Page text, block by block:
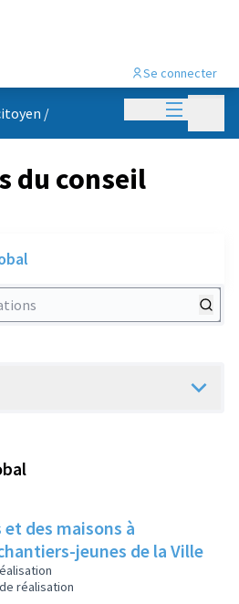
Menu
Se connecter
/
du conseil
des maisons à
jeunes de la Ville
réalisation